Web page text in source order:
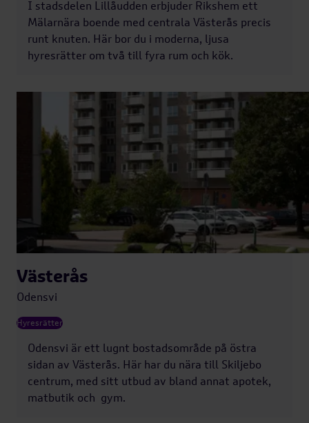
I stadsdelen Lillåudden erbjuder Rikshem ett
Mälarnära boende med centrala Västerås precis
runt knuten. Här bor du i moderna, ljusa
hyresrätter om två till fyra rum och kök.
Västerås
Odensvi
Hyresrätter
Odensvi är ett lugnt bostadsområde på östra
sidan av Västerås. Här har du nära till Skiljebo
centrum, med sitt utbud av bland annat apotek,
matbutik och gym.